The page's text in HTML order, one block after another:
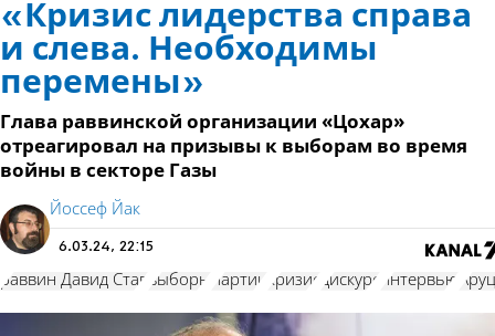
«Кризис лидерства справа
и слева. Необходимы
перемены»
Глава раввинской организации «Цохар»
отреагировал на призывы к выборам во время
войны в секторе Газы
Йоссеф Йак
6.03.24, 22:15
раввин Давид Став выборы партии кризис дискурс интервью